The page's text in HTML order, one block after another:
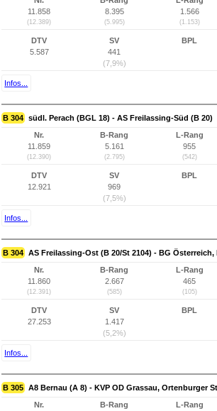
11.858
(12.389)
8.395
(5.995)
1.566
(1.153)
DTV
5.587
SV
441
(7,9%)
BPL
Infos...
B 304 südl. Perach (BGL 18) - AS Freilassing-Süd (B 20)
Nr.
11.859
(12.390)
B-Rang
5.161
(2.795)
L-Rang
955
(542)
DTV
12.921
SV
969
(7,5%)
BPL
Infos...
B 304 AS Freilassing-Ost (B 20/St 2104) - BG Österreich,
Nr.
11.860
(12.391)
B-Rang
2.667
(585)
L-Rang
465
(105)
DTV
27.253
SV
1.417
(5,2%)
BPL
Infos...
B 305 A8 Bernau (A 8) - KVP OD Grassau, Ortenburger
Nr.
B-Rang
L-Rang